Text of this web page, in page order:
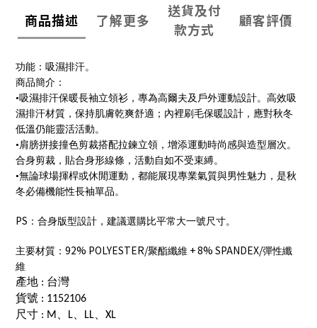
商品描述 了解更多
送貨及付
款方式
顧客評價
功能：吸濕排汗。
商品簡介：
•吸濕排汗保暖長袖立領衫，專為高爾夫及戶外運動設計。高效吸
濕排汗材質，保持肌膚乾爽舒適；內裡刷毛保暖設計，應對秋冬
低溫仍能靈活活動。
•肩膀拼接撞色剪裁搭配拉鍊立領，增添運動時尚感與造型層次。
合身剪裁，貼合身形線條，活動自如不受束縛。
•無論球場揮桿或休閒運動，都能展現專業氣質與男性魅力，是秋
冬必備機能性長袖單品。
PS ：合身版型設計，建議選購比平常大一號尺寸。
主要材質： 92% POLYESTER/聚酯纖維 + 8% SPANDEX/彈性纖
維
產地 : 台灣
貨號 : 1152106
尺寸 : M L LL XL